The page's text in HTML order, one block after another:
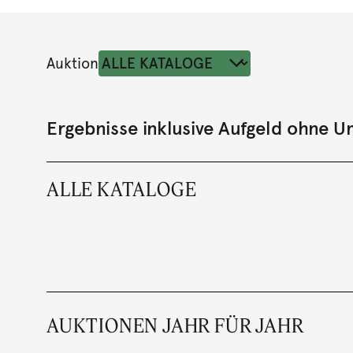
Auktion
Ergebnisse inklusive Aufgeld ohne
ALLE KATALOGE
AUKTIONEN JAHR FÜR JAHR